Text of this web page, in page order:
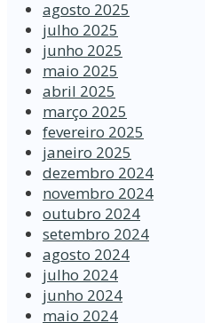
agosto 2025
julho 2025
junho 2025
maio 2025
abril 2025
março 2025
fevereiro 2025
janeiro 2025
dezembro 2024
novembro 2024
outubro 2024
setembro 2024
agosto 2024
julho 2024
junho 2024
maio 2024